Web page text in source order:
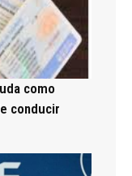
como
conducir